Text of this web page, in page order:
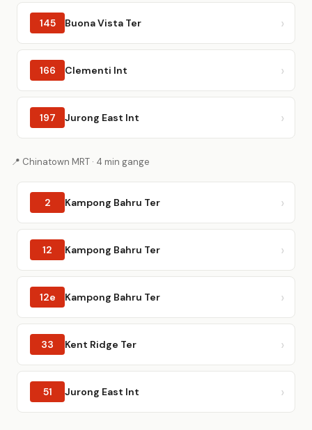
145 Buona Vista Ter
166 Clementi Int
197 Jurong East Int
📍 Chinatown MRT · 4 min gange
2 Kampong Bahru Ter
12 Kampong Bahru Ter
12e Kampong Bahru Ter
33 Kent Ridge Ter
51 Jurong East Int